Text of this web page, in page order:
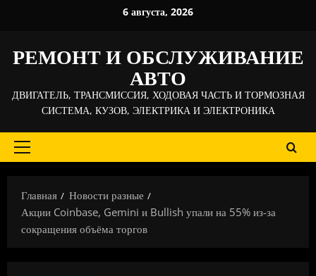
6 августа, 2026
РЕМОНТ И ОБСЛУЖИВАНИЕ
АВТО
ДВИГАТЕЛЬ, ТРАНСМИССИЯ, ХОДОВАЯ ЧАСТЬ И ТОРМОЗНАЯ
СИСТЕМА, КУЗОВ, ЭЛЕКТРИКА И ЭЛЕКТРОНИКА
Основное
Главная
Новости разные
Акции Coinbase, Gemini и Bullish упали на 55% из-за
сокращения объёма торгов